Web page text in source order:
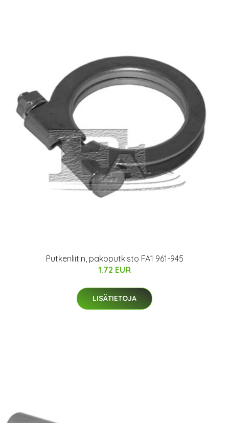
Putkenliitin, pakoputkisto FA1 961-945
1.72 EUR
LISÄTIETOJA